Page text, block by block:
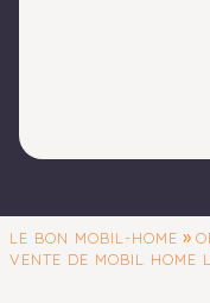
LE BON MOBIL-HOME »
VENTE DE MOBIL HOME